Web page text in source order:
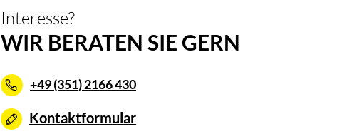
Interesse?
WIR BERATEN SIE GERN
+49 (351) 2166 430
Kontaktformular